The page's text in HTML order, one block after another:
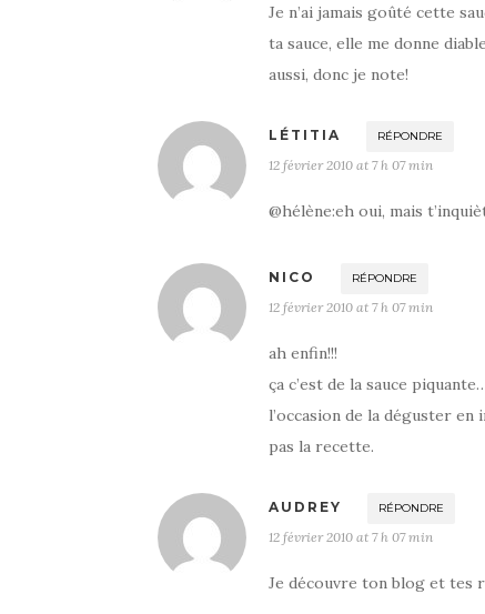
Je n’ai jamais goûté cette
ta sauce, elle me donne
aussi, donc je note!
LÉTITIA RÉPONDRE
12 février 2010 at 7 h 07 min
@hélène:eh oui, mais
NICO RÉPONDRE
12 février 2010 at 7 h 07 min
ah enfin!!!
ça c’est de la sauce
l’occasion de la déguster
pas la recette.
AUDREY RÉPONDRE
12 février 2010 at 7 h 07 min
Je découvre ton blog et tes